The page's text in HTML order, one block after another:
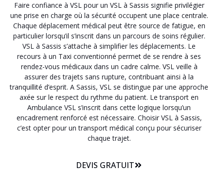
Faire confiance à VSL pour un VSL à Sassis signifie privilégier
une prise en charge où la sécurité occupent une place centrale.
Chaque déplacement médical peut être source de fatigue, en
particulier lorsqu’il s’inscrit dans un parcours de soins régulier.
VSL à Sassis s’attache à simplifier les déplacements. Le
recours à un Taxi conventionné permet de se rendre à ses
rendez-vous médicaux dans un cadre calme. VSL veille à
assurer des trajets sans rupture, contribuant ainsi à la
tranquillité d’esprit. A Sassis, VSL se distingue par une approche
axée sur le respect du rythme du patient. Le transport en
Ambulance VSL s’inscrit dans cette logique lorsqu’un
encadrement renforcé est nécessaire. Choisir VSL à Sassis,
c’est opter pour un transport médical conçu pour sécuriser
chaque trajet.
DEVIS GRATUIT